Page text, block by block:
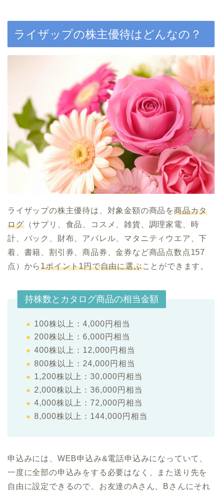
ライザップの株主優待はどんなの？
ライザップの株主優待は、対象金額の商品を商品カタ
ログ（サプリ、食品、コスメ、雑貨、調理家電、時
計、バック、財布、アパレル、マタニティウエア、下
着、書籍、割引券、商品券、金券など商品点数点157
点）から1ポイント1円で自由に選ぶことができます。
持株数とカタログ商品の相当金額
100株以上：4,000円相当
200株以上：6,000円相当
400株以上：12,000円相当
800株以上：24,000円相当
1,200株以上：30,000円相当
2,000株以上：36,000円相当
4,000株以上：72,000円相当
8,000株以上：144,000円相当
申込みには、WEB申込み&電話申込みになっていて、
一度に全部の申込みをする必要はなく、また送り先を
自由に設定できるので、お友達のAさん、Bさんにそれ